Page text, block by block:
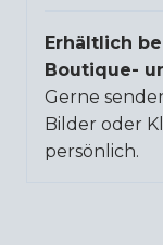
Erhältlich
Boutique-
Gerne
Bilder oder
persönlich.